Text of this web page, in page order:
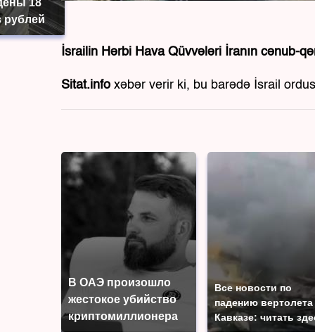
18
рублей
İsrailin Hərbi Hava Qüvvələri İranın cənub-
Sitat.info xəbər verir ki, bu barədə İsrail
В ОАЭ произошло
жестокое убийство
криптомиллионера
Все новости по
падению вертолета
Кавказе: читать